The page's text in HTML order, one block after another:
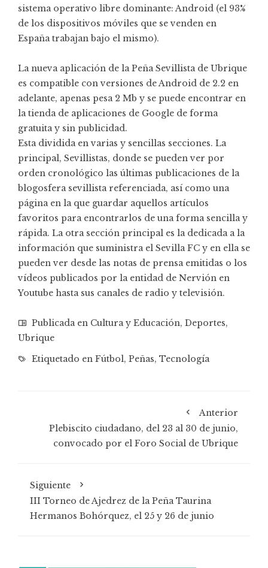
sistema operativo libre dominante: Android (el 93%
de los dispositivos móviles que se venden en
España trabajan bajo el mismo).
La nueva aplicación de la Peña Sevillista de Ubrique
es compatible con versiones de Android de 2.2 en
adelante, apenas pesa 2 Mb y se puede encontrar en
la tienda de aplicaciones de Google de forma
gratuita y sin publicidad.
Esta dividida en varias y sencillas secciones. La
principal, Sevillistas, donde se pueden ver por
orden cronológico las últimas publicaciones de la
blogosfera sevillista referenciada, así como una
página en la que guardar aquellos artículos
favoritos para encontrarlos de una forma sencilla y
rápida. La otra sección principal es la dedicada a la
información que suministra el Sevilla FC y en ella se
pueden ver desde las notas de prensa emitidas o los
vídeos publicados por la entidad de Nervión en
Youtube hasta sus canales de radio y televisión.
Publicada en Cultura y Educación, Deportes,
Ubrique
Etiquetado en Fútbol, Peñas, Tecnología
Anterior
Plebiscito ciudadano, del 23 al 30 de junio,
convocado por el Foro Social de Ubrique
Siguiente
III Torneo de Ajedrez de la Peña Taurina
Hermanos Bohórquez, el 25 y 26 de junio